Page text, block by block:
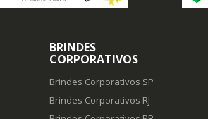
BRINDES
CORPORATIVOS
Brindes Corporativos SP
Brindes Corporativos RJ